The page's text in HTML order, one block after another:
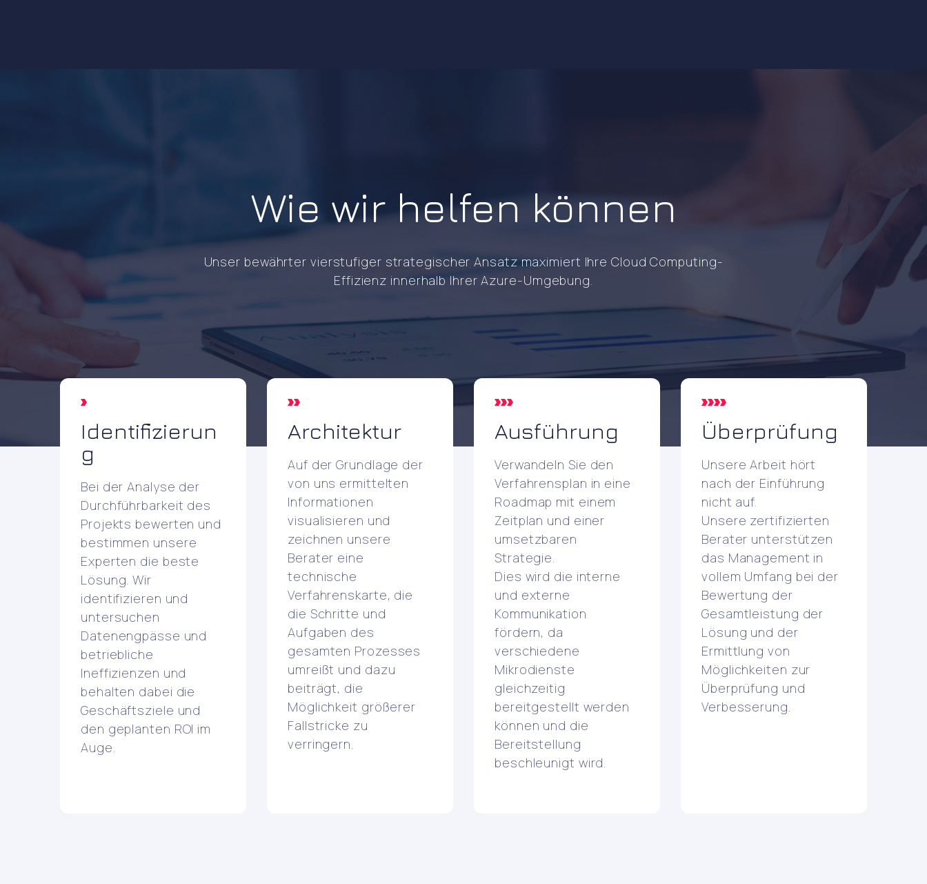
Wie wir helfen können
Unser bewährter vierstufiger strategischer Ansatz maximiert Ihre Cloud Computing-
Effizienz innerhalb Ihrer Azure-Umgebung.
Identifizierun
g
Bei der Analyse der
Durchführbarkeit des
Projekts bewerten und
bestimmen unsere
Experten die beste
Lösung. Wir
identifizieren und
untersuchen
Datenengpässe und
betriebliche
Ineffizienzen und
behalten dabei die
Geschäftsziele und
den geplanten ROI im
Auge.
Architektur
Auf der Grundlage der
von uns ermittelten
Informationen
visualisieren und
zeichnen unsere
Berater eine
technische
Verfahrenskarte, die
die Schritte und
Aufgaben des
gesamten Prozesses
umreißt und dazu
beiträgt, die
Möglichkeit größerer
Fallstricke zu
verringern.
Ausführung
Verwandeln Sie den
Verfahrensplan in eine
Roadmap mit einem
Zeitplan und einer
umsetzbaren
Strategie.
Dies wird die interne
und externe
Kommunikation
fördern, da
verschiedene
Mikrodienste
gleichzeitig
bereitgestellt werden
können und die
Bereitstellung
beschleunigt wird.
Überprüfung
Unsere Arbeit hört
nach der Einführung
nicht auf.
Unsere zertifizierten
Berater unterstützen
das Management in
vollem Umfang bei der
Bewertung der
Gesamtleistung der
Lösung und der
Ermittlung von
Möglichkeiten zur
Überprüfung und
Verbesserung.